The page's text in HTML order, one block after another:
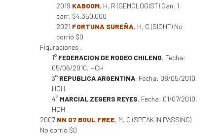
2019 KABOOM, H, R (GEMOLOGIST) Gan. 1
carr. $4.350.000
2021 FORTUNA SUREÑA, H, C (SIGHT) No
corrió $0
Figuraciones :
1° FEDERACION DE RODEO CHILENO, Fecha:
05/06/2010, HCH
3° REPUBLICA ARGENTINA, Fecha: 08/05/2010,
HCH
4° MARCIAL ZEGERS REYES, Fecha: 01/07/2010,
HCH
2007 NN 07 BOUL FREE, M, C (SPEAK IN PASSING)
No corrió $0